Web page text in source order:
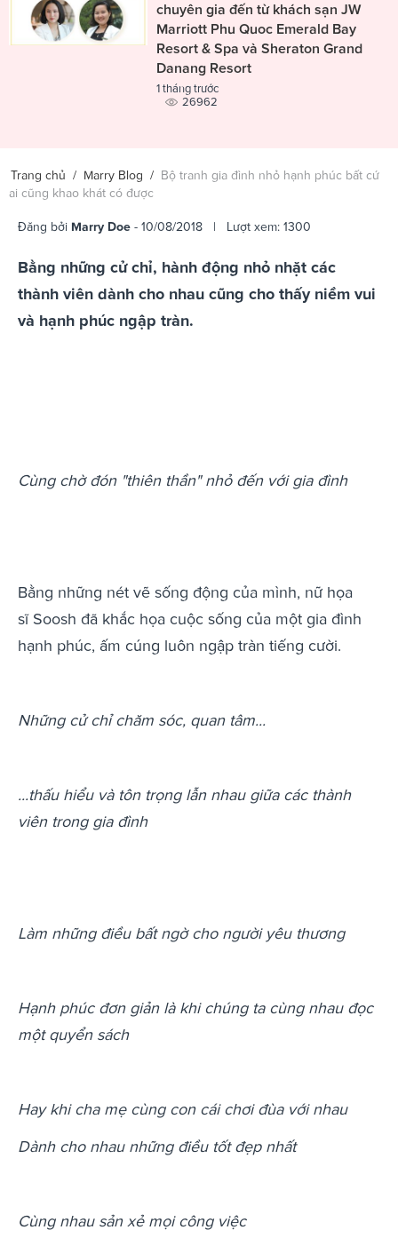
chuyên gia đến từ khách sạn JW
Marriott Phu Quoc Emerald Bay
Resort & Spa và Sheraton Grand
Danang Resort
1 tháng trước
26962
Trang chủ / Marry Blog / Bộ tranh gia đình nhỏ hạnh phúc bất cứ
ai cũng khao khát có được
Đăng bởi Marry Doe - 10/08/2018 | Lượt xem: 1300
Bằng những cử chỉ, hành động nhỏ nhặt các
thành viên dành cho nhau cũng cho thấy niềm vui
và hạnh phúc ngập tràn.
Cùng chờ đón "thiên thần" nhỏ đến với gia đình
Bằng những nét vẽ sống động của mình, nữ họa
sĩ Soosh đã khắc họa cuộc sống của một gia đình
hạnh phúc, ấm cúng luôn ngập tràn tiếng cười.
Những cử chỉ chăm sóc, quan tâm...
...thấu hiểu và tôn trọng lẫn nhau giữa các thành
viên trong gia đình
Làm những điều bất ngờ cho người yêu thương
Hạnh phúc đơn giản là khi chúng ta cùng nhau đọc
một quyển sách
Hay khi cha mẹ cùng con cái chơi đùa với nhau
Dành cho nhau những điều tốt đẹp nhất
Cùng nhau sản xẻ mọi công việc